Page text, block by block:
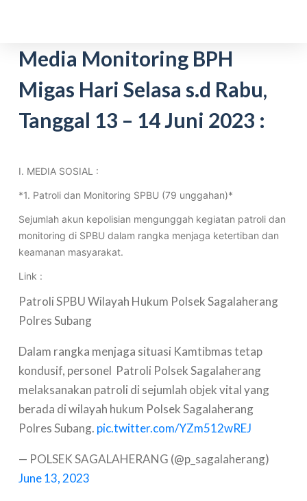
p
o
c
Media Monitoring BPH
Migas Hari Selasa s.d Rabu,
Tanggal 13 – 14 Juni 2023 :
I. MEDIA SOSIAL :
*1. Patroli dan Monitoring SPBU (79 unggahan)*
Sejumlah akun kepolisian mengunggah kegiatan patroli dan
monitoring di SPBU dalam rangka menjaga ketertiban dan
keamanan masyarakat.
Link :
Patroli SPBU Wilayah Hukum Polsek Sagalaherang
Polres Subang
Dalam rangka menjaga situasi Kamtibmas tetap
kondusif, personel Patroli Polsek Sagalaherang
melaksanakan patroli di sejumlah objek vital yang
berada di wilayah hukum Polsek Sagalaherang
Polres Subang. pic.twitter.com/YZm512wREJ
— POLSEK SAGALAHERANG (@p_sagalaherang)
June 13, 2023